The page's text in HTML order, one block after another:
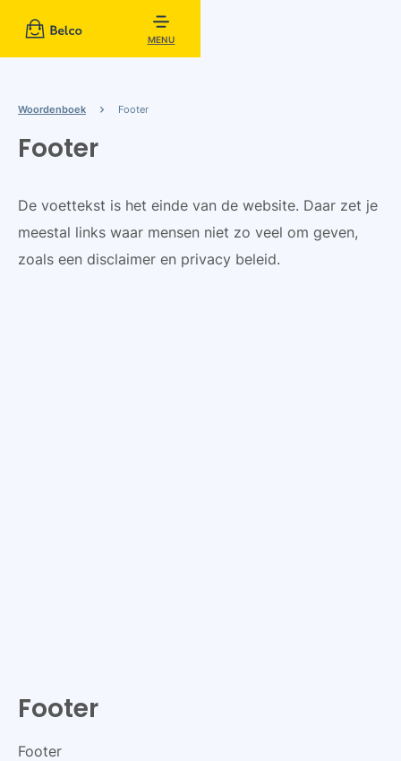
MENU
Woordenboek Footer
Footer
De voettekst is het einde van de website. Daar zet je
meestal links waar mensen niet zo veel om geven,
zoals een disclaimer en privacy beleid.
Footer
Footer